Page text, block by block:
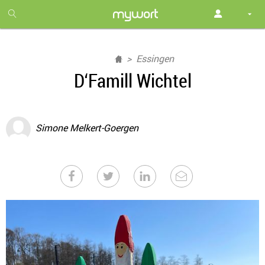
month
free
Essingen
D‘Famill Wichtel
Simone Melkert-Goergen